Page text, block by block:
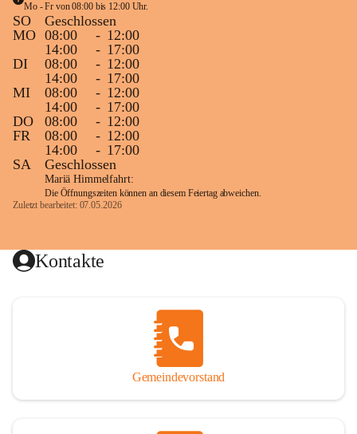
Mo - Fr von 08:00 bis 12:00 Uhr.
SO
Geschlossen
MO 08:00 - 12:00
14:00
- 17:00
DI
08:00 - 12:00
14:00
- 17:00
MI
08:00 - 12:00
14:00
- 17:00
DO
08:00 - 12:00
FR
08:00 - 12:00
14:00
- 17:00
SA
Geschlossen
Mariä Himmelfahrt:
Die Öffnungszeiten können an diesem Feiertag abweichen.
Zuletzt bearbeitet: 07.05.2026
Kontakte
Gemeindevorstand